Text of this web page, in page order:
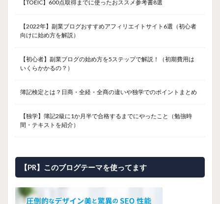
【TOEIC】600点取得までに使ったおススメ参考書8選
【2022年】副業ブログおすすめアフィリエイトサイト6選（初心者
向けに始め方を解説）
【初心者】副業ブログの始め方を5ステップで解説！（初期費用は
いくらかかるの？）
簿記検定とは？日商・全経・全商の違いや独学でのポイントまとめ
【独学】簿記2級に1か月半で合格するまでにやったこと（勉強時
間・テキストを紹介）
【PR】このブログテーマを使ってます